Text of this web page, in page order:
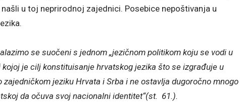
u toj neprirodnoj zajednici. Posebice nepoštivanja u
se suočeni s jednom „jezičnom politikom koju se vodi u
kojoj je cilj konstituisanje hrvatskog jezika što se izgrađuje u
jeziku Hrvata i Srba i ne ostavlja dugoročno mnogo
da očuva svoj nacionalni identitet“(st. 61.).